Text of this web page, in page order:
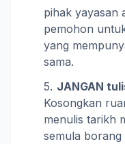
pihak yayasan
pemohon
yang
sama.
JANGAN
Kosongkan
menulis tarikh
semula borang